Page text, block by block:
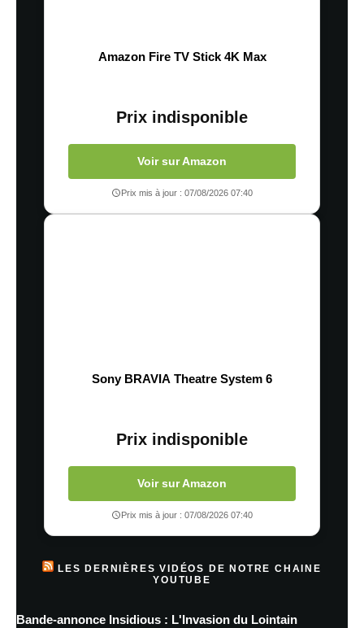
Amazon Fire TV Stick 4K Max
Prix indisponible
Voir sur Amazon
Prix mis à jour : 07/08/2026 07:40
Sony BRAVIA Theatre System 6
Prix indisponible
Voir sur Amazon
Prix mis à jour : 07/08/2026 07:40
LES DERNIÈRES VIDÉOS DE NOTRE CHAINE
YOUTUBE
Bande-annonce Insidious : L'Invasion du Lointain